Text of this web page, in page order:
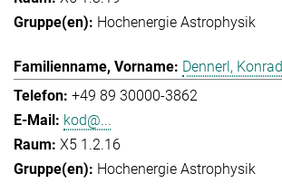
Hochenergie Astrophysik
Dennerl, Konrad
+49 89 30000-3862
kod@...
X5 1.2.16
Hochenergie Astrophysik